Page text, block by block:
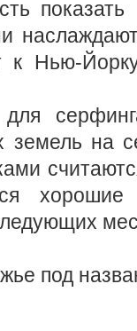
к Нью-
для
земель на
хорошие
под